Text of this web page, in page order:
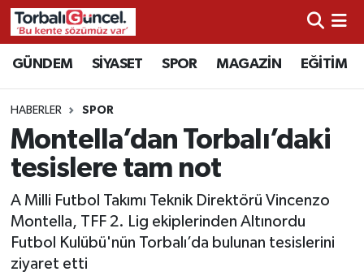
GÜNDEM SİYASET SPOR MAGAZİN EĞİTİM
HABERLER SPOR
Montella’dan Torbalı’daki
tesislere tam not
A Milli Futbol Takımı Teknik Direktörü Vincenzo
Montella, TFF 2. Lig ekiplerinden Altınordu
Futbol Kulübü'nün Torbalı’da bulunan tesislerini
ziyaret etti
İzmir Nöbetçi Eczaneler
İzmir Hava Durumu
İzmir Namaz Vakitleri
Süper Lig Puan Durumu ve Fikstür
Tüm Manşetler